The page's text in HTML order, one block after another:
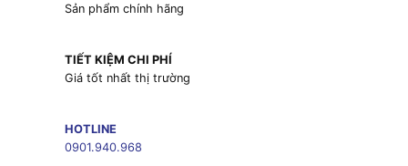
Sản phẩm chính hãng
TIẾT KIỆM CHI PHÍ
Giá tốt nhất thị trường
HOTLINE
0901.940.968